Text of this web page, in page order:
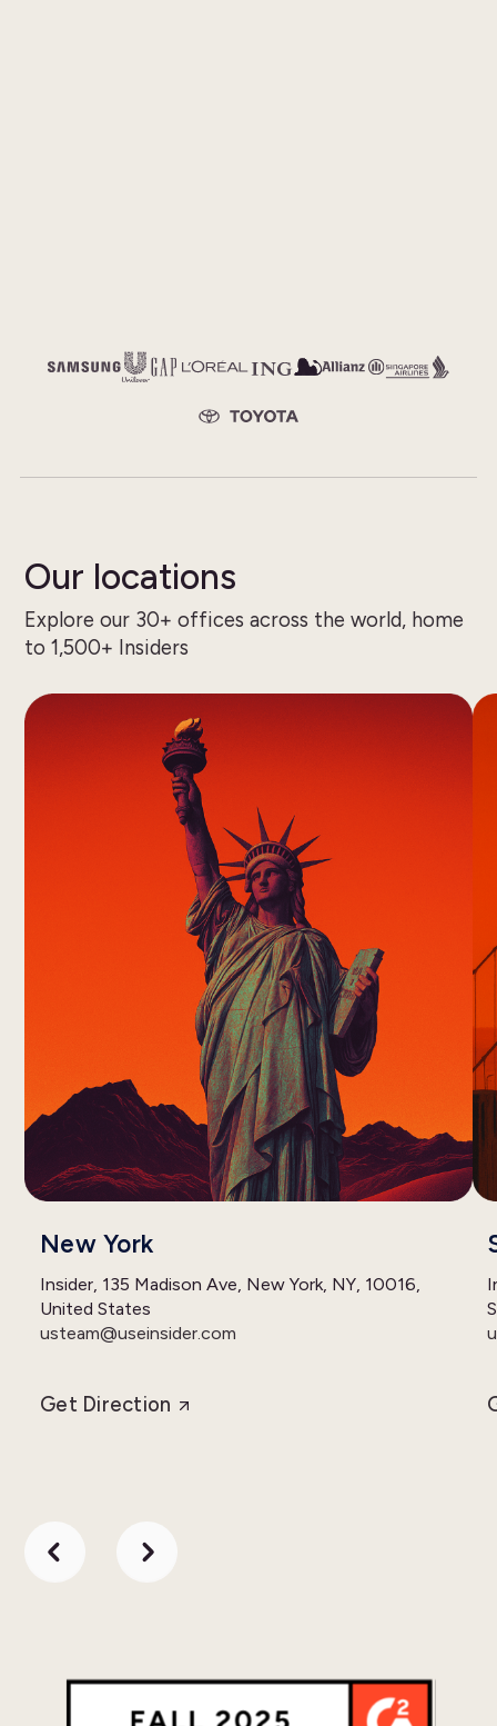
Our locations
Explore our 30+ offices across the world, home
to 1,500+ Insiders
New York
Insider, 135 Madison Ave, New York, NY, 10016,
United States
usteam@useinsider.com
Get Direction